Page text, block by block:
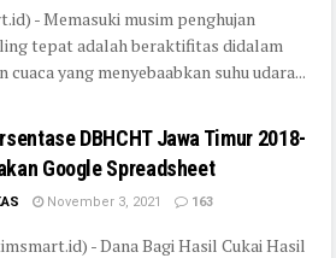
- Memasuki musim penghujan
tepat adalah beraktifitas didalam
cuaca yang menyebaabkan suhu udara...
DBHCHT Jawa Timur 2018-
Google Spreadsheet
November 3, 2021 163
- Dana Bagi Hasil Cukai Hasil